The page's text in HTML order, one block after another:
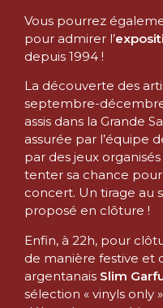
Vous pourrez
pour admirer l’
depuis 1994 !
La découverte des
septembre-
assis dans la Grande
assurée par l’équipe
par des jeux
tenter sa chance
concert. Un tirage au
proposé en clôture !
Enfin, à 22h, pour
de manière festive et
argentanais Slim
sélection « vinyls only